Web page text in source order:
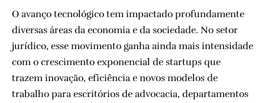
O avanço tecnológico tem impactado profundamente
diversas áreas da economia e da sociedade. No setor
jurídico, esse movimento ganha ainda mais intensidade
com o crescimento exponencial de startups que
trazem inovação, eficiência e novos modelos de
trabalho para escritórios de advocacia, departamentos